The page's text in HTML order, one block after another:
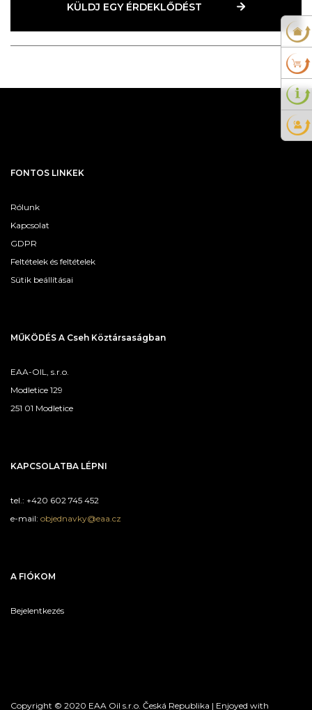
KÜLDJ EGY ÉRDEKLŐDÉST
FONTOS LINKEK
Rólunk
Kapcsolat
GDPR
Feltételek és feltételek
Sütik beállításai
MŰKÖDÉS A Cseh Köztársaságban
EAA-OIL, s.r.o.
Modletice 129
251 01 Modletice
KAPCSOLATBA LÉPNI
tel.: +420 602 745 452
e-mail: objednavky@eaa.cz
A FIÓKOM
Bejelentkezés
Copyright © 2020 EAA Oil s.r.o. Česká Republika | Enjoyed with